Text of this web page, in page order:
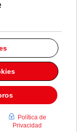
la
de
con
como ha
y